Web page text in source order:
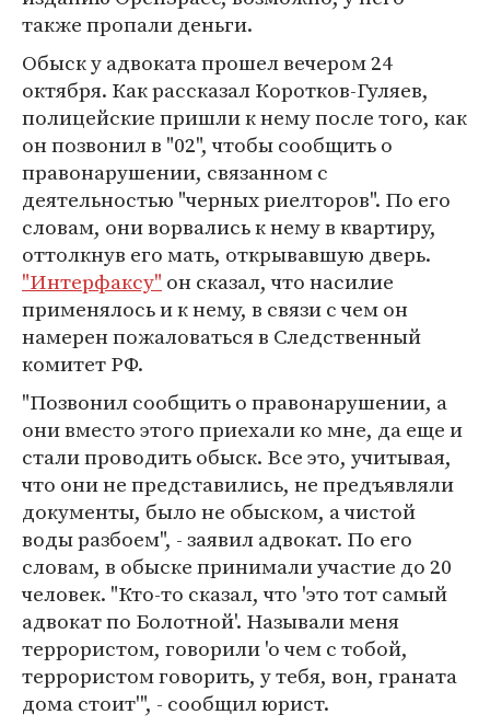
также пропали деньги.
Обыск у адвоката прошел вечером 24
октября. Как рассказал Коротков-Гуляев,
полицейские пришли к нему после того, как
он позвонил в "02", чтобы сообщить о
правонарушении, связанном с
деятельностью "черных риелторов". По его
словам, они ворвались к нему в квартиру,
оттолкнув его мать, открывавшую дверь.
"Интерфаксу" он сказал, что насилие
применялось и к нему, в связи с чем он
намерен пожаловаться в Следственный
комитет РФ.
"Позвонил сообщить о правонарушении, а
они вместо этого приехали ко мне, да еще и
стали проводить обыск. Все это, учитывая,
что они не представились, не предъявляли
документы, было не обыском, а чистой
воды разбоем", - заявил адвокат. По его
словам, в обыске принимали участие до 20
человек. "Кто-то сказал, что 'это тот самый
адвокат по Болотной'. Называли меня
террористом, говорили 'о чем с тобой,
террористом говорить, у тебя, вон, граната
дома стоит'", - сообщил юрист.